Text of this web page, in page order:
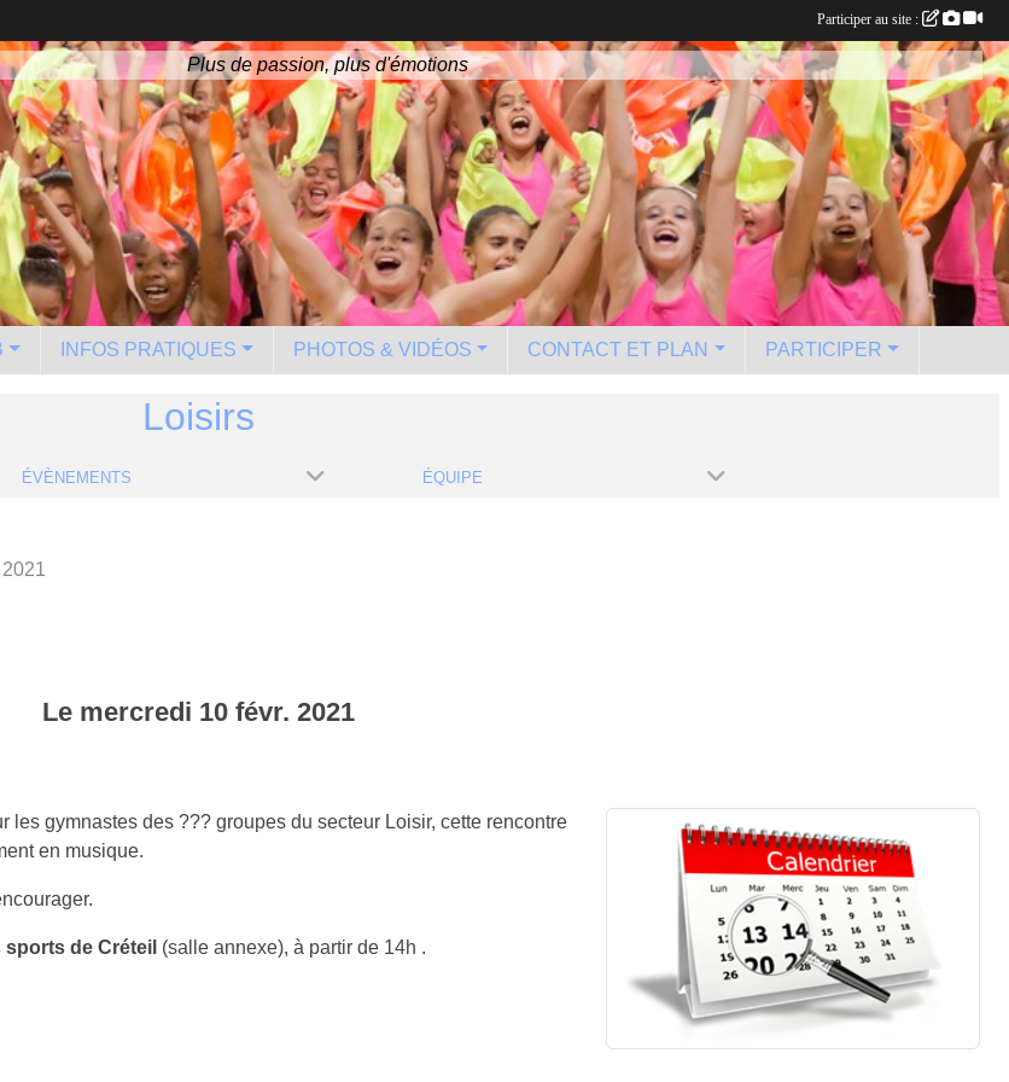
Plus de passion, plus d'émotions
INFOS PRATIQUES PHOTOS & VIDÉOS CONTACT ET PLAN PARTICIPER
Loisirs
ÉVÈNEMENTS ÉQUIPE
Le mercredi 10 févr. 2021
les gymnastes des ??? groupes du secteur Loisir, cette rencontre
en musique.
sports de Créteil (salle annexe), à partir de 14h .
Participer au site :